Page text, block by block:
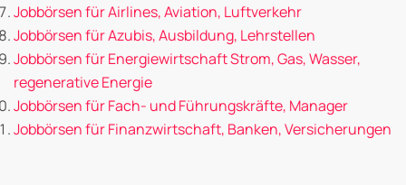
Jobbörsen für Airlines, Aviation, Luftverkehr
Jobbörsen für Azubis, Ausbildung, Lehrstellen
Jobbörsen für Energiewirtschaft Strom, Gas, Wasser,
regenerative Energie
Jobbörsen für Fach- und Führungskräfte, Manager
Jobbörsen für Finanzwirtschaft, Banken, Versicherungen